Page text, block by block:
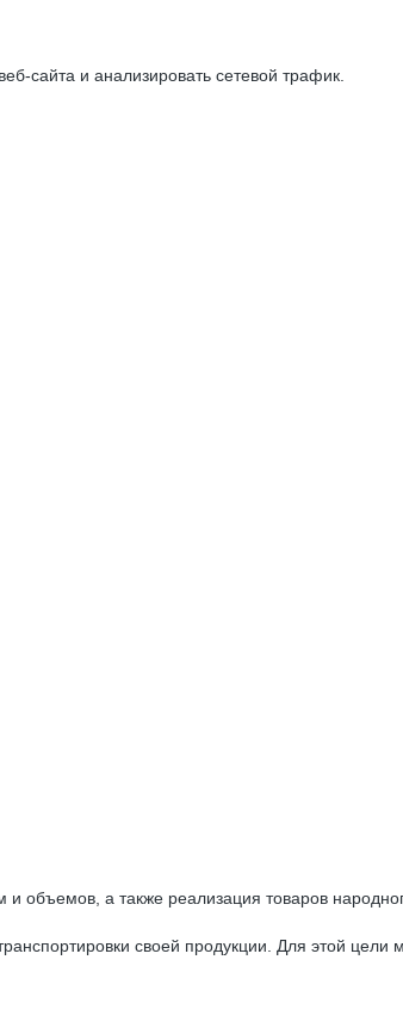
сайта и анализировать сетевой трафик.
а также реализация товаров
своей продукции. Для этой цели